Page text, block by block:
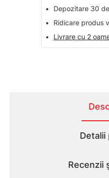
•
Depozitare 30
•
Ridicare produs
•
Livrare cu 2
Detalii
Recenzii